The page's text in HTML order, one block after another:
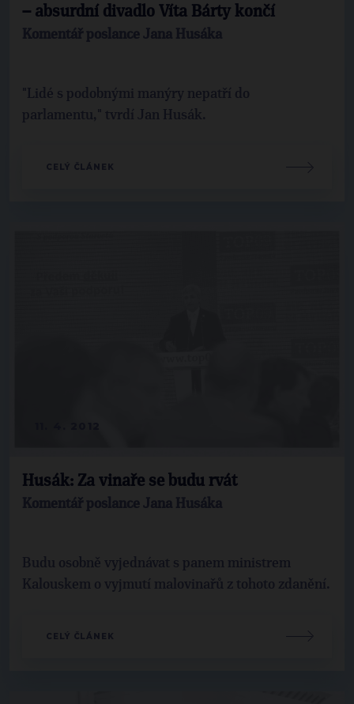
– absurdní divadlo Víta Bárty končí
Komentář poslance Jana Husáka
"Lidé s podobnými manýry nepatří do
parlamentu," tvrdí Jan Husák.
CELÝ ČLÁNEK
Husák: Za vinaře se budu rvát
Komentář poslance Jana Husáka
Budu osobně vyjednávat s panem ministrem
Kalouskem o vyjmutí malovinařů z tohoto zdanění.
CELÝ ČLÁNEK